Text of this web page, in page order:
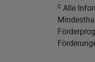
c Alle